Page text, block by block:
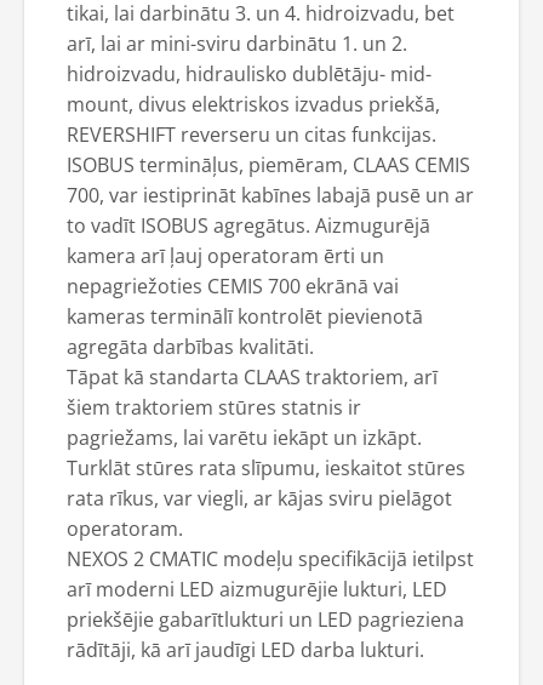
tikai, lai darbinātu 3. un 4. hidroizvadu, bet
arī, lai ar mini-sviru darbinātu 1. un 2.
hidroizvadu, hidraulisko dublētāju- mid-
mount, divus elektriskos izvadus priekšā,
REVERSHIFT reverseru un citas funkcijas.
ISOBUS termināļus, piemēram, CLAAS CEMIS
700, var iestiprināt kabīnes labajā pusē un ar
to vadīt ISOBUS agregātus. Aizmugurējā
kamera arī ļauj operatoram ērti un
nepagriežoties CEMIS 700 ekrānā vai
kameras terminālī kontrolēt pievienotā
agregāta darbības kvalitāti.
Tāpat kā standarta CLAAS traktoriem, arī
šiem traktoriem stūres statnis ir
pagriežams, lai varētu iekāpt un izkāpt.
Turklāt stūres rata slīpumu, ieskaitot stūres
rata rīkus, var viegli, ar kājas sviru pielāgot
operatoram.
NEXOS 2 CMATIC modeļu specifikācijā ietilpst
arī moderni LED aizmugurējie lukturi, LED
priekšējie gabarītlukturi un LED pagrieziena
rādītāji, kā arī jaudīgi LED darba lukturi.